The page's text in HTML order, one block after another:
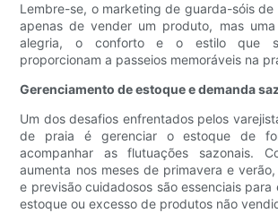
Lembre-se, o marketing de guarda-sóis de
apenas de vender um produto, mas
alegria, o conforto e o estilo que
proporcionam a passeios memoráveis ​​na
Gerenciamento de estoque e demanda
Um dos desafios enfrentados pelos
de praia é gerenciar o estoque de
acompanhar as flutuações sazonais.
aumenta nos meses de primavera e
e previsão cuidadosos são essenciais
estoque ou excesso de produtos não